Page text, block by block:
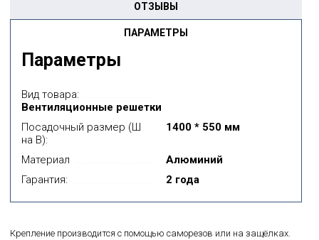
ПАРАМЕТРЫ
ОТЗЫВЫ
Параметры
Вид товара:
Вентиляционные решетки
Посадочный размер (Ш
на В):
1400 * 550 мм
Материал
Алюминий
Гарантия:
2 года
Крепление производится с помощью саморезов или на защёлках.